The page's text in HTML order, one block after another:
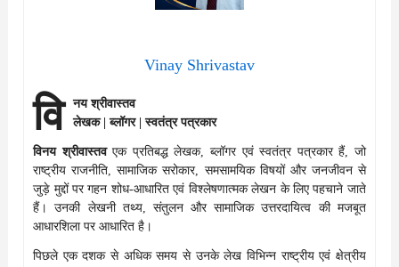
Vinay Shrivastav
वि
नय श्रीवास्तव
लेखक | ब्लॉगर | स्वतंत्र पत्रकार
विनय श्रीवास्तवएक प्रतिबद्ध लेखक, ब्लॉगर एवं स्वतंत्र पत्रकार हैं, जो
राष्ट्रीय राजनीति, सामाजिक सरोकार, समसामयिक विषयों और जनजीवन से
जुड़े मुद्दों पर गहन शोध-आधारित एवं विश्लेषणात्मक लेखन के लिए पहचाने जाते
हैं। उनकी लेखनी तथ्य, संतुलन और सामाजिक उत्तरदायित्व की मजबूत
आधारशिला पर आधारित है।
पिछले एक दशक से अधिक समय से उनके लेख विभिन्न राष्ट्रीय एवं क्षेत्रीय